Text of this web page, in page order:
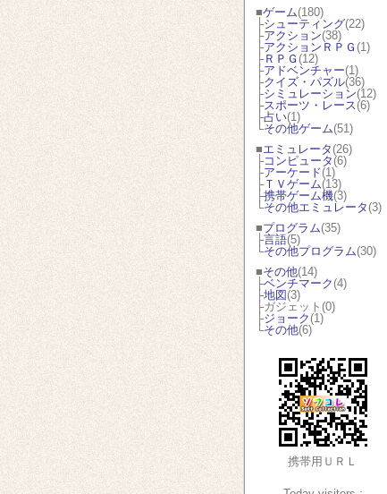
■ゲーム(180)
├シューティング(22)
├アクション(38)
├アクションＲＰＧ (1)
├ＲＰＧ (12)
├アドベンチャー(1)
├クイズ・パズル(36)
├シミュレーション(12)
├スポーツ・レース(6)
├占い(1)
└その他ゲーム(51)
■エミュレータ (26)
├コンピュータ (6)
├アーケード(1)
├ＴＶゲーム(13)
├携帯ゲーム機(3)
└その他エミュレータ (3)
■プログラム(35)
├言語(5)
└その他プログラム(30)
■その他(14)
├ベンチマーク (4)
├地図 (3)
├ガジェット(0)
├ジョーク (1)
└その他(6)
携帯用ＵＲＬ